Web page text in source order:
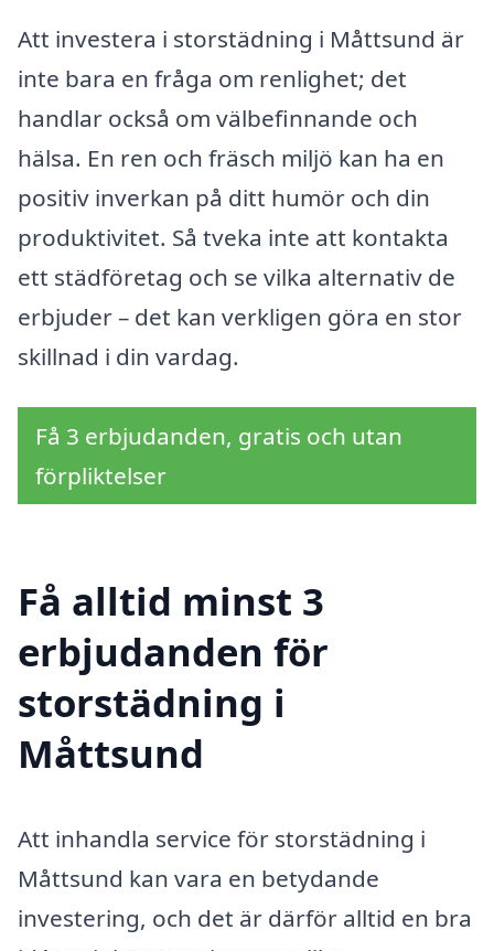
Att investera i storstädning i Måttsund är
inte bara en fråga om renlighet; det
handlar också om välbefinnande och
hälsa. En ren och fräsch miljö kan ha en
positiv inverkan på ditt humör och din
produktivitet. Så tveka inte att kontakta
ett städföretag och se vilka alternativ de
erbjuder – det kan verkligen göra en stor
skillnad i din vardag.
Få 3 erbjudanden, gratis och utan
förpliktelser
Få alltid minst 3
erbjudanden för
storstädning i
Måttsund
Att inhandla service för storstädning i
Måttsund kan vara en betydande
investering, och det är därför alltid en bra